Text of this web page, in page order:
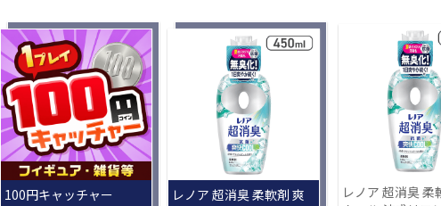
100円キャッチャー
レノア 超消臭 柔軟剤 爽
レノア 超消臭 柔